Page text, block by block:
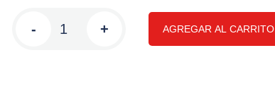
- + AGREGAR AL CARRITO